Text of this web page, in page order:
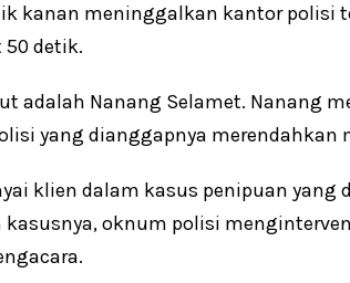
kanan meninggalkan kantor polisi
50 detik.
adalah Nanang Selamet. Nanang
yang dianggapnya merendahkan
klien dalam kasus penipuan yang
oknum polisi